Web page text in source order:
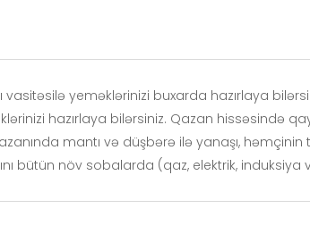
vasitəsilə yeməklərinizi buxarda hazırlaya
hazırlaya bilərsiniz. Qazan hissəsində
mantı və düşbərə ilə yanaşı,
bütün növ sobalarda (qaz, elektrik,